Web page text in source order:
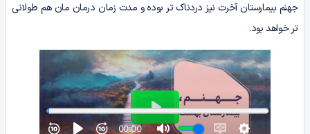
جهنم بیمارستان آخرت نیز دردناک‌ تر بوده و مدت زمان درمان‌ مان هم طولانی‌
تر خواهد بود.